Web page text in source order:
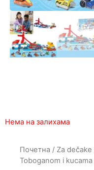
Нема на залихама
Почетна / Za dečake
Toboganom i kucama